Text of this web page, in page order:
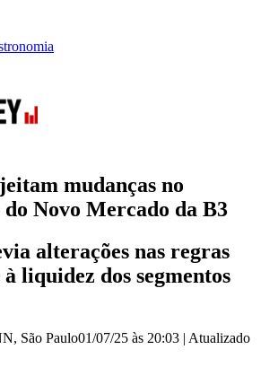
mudanças no
Novo Mercado da B3
alterações nas regras
liquidez dos segmentos
, São Paulo01/07/25 às 20:03 | Atualizado